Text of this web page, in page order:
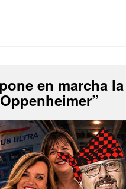
en marcha